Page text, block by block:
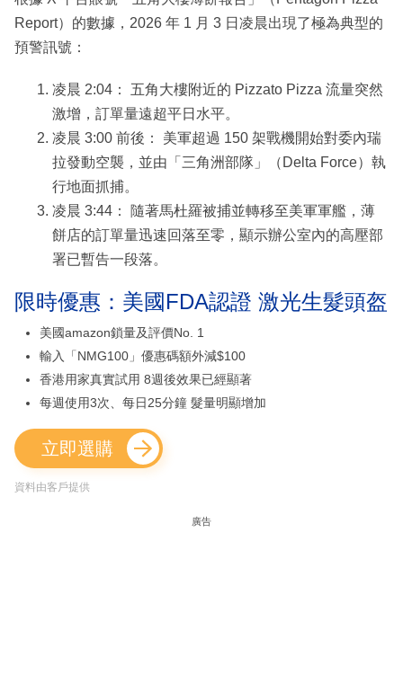
Report）的數據，2026 年 1 月 3 日凌晨出現了極為典型的
預警訊號：
凌晨 2:04： 五角大樓附近的 Pizzato Pizza 流量突然
激增，訂單量遠超平日水平。
凌晨 3:00 前後： 美軍超過 150 架戰機開始對委內瑞
拉發動空襲，並由「三角洲部隊」（Delta Force）執
行地面抓捕。
凌晨 3:44： 隨著馬杜羅被捕並轉移至美軍軍艦，薄
餅店的訂單量迅速回落至零，顯示辦公室內的高壓部
署已暫告一段落。
限時優惠：美國FDA認證 激光生髮頭盔
美國amazon鎖量及評價No. 1
輸入「NMG100」優惠碼額外減$100
香港用家真實試用 8週後效果已經顯著
每週使用3次、每日25分鐘 髮量明顯增加
立即選購
資料由客戶提供
廣告